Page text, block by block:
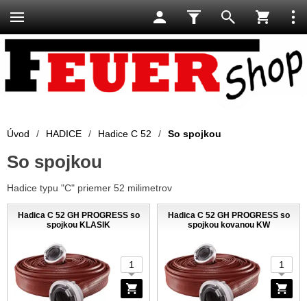
Úvod / HADICE / Hadice C 52 / So spojkou
So spojkou
Hadice typu "C" priemer 52 milimetrov
Hadica C 52 GH PROGRESS so
spojkou KLASIK
Hadica C 52 GH PROGRESS so
spojkou kovanou KW